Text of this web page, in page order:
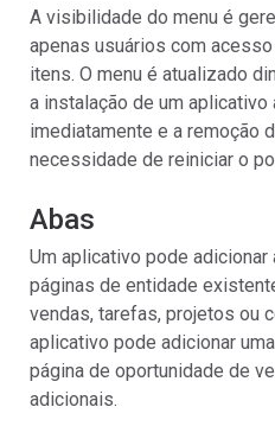
A visibilidade do menu é
apenas usuários com
itens. O menu é atualizado
a instalação de um aplicativo
imediatamente e a remoção
necessidade de reiniciar o
Abas
Um aplicativo pode
páginas de entidade
vendas, tarefas, projetos ou
aplicativo pode adicionar
página de oportunidade de
adicionais.